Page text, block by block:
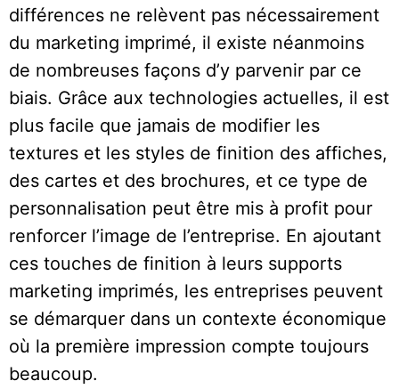
différences ne relèvent pas nécessairement
du marketing imprimé, il existe néanmoins
de nombreuses façons d’y parvenir par ce
biais. Grâce aux technologies actuelles, il est
plus facile que jamais de modifier les
textures et les styles de finition des affiches,
des cartes et des brochures, et ce type de
personnalisation peut être mis à profit pour
renforcer l’image de l’entreprise. En ajoutant
ces touches de finition à leurs supports
marketing imprimés, les entreprises peuvent
se démarquer dans un contexte économique
où la première impression compte toujours
beaucoup.